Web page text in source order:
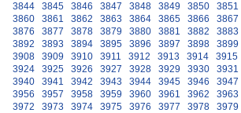
3844
3845 3846 3847 3848 3849 3850 3851
3860
3861 3862 3863 3864 3865 3866 3867
3876
3877 3878 3879 3880 3881 3882 3883
3892
3893 3894 3895 3896 3897 3898 3899
3908
3909 3910 3911 3912 3913 3914 3915
3924
3925 3926 3927 3928 3929 3930 3931
3940
3941 3942 3943 3944 3945 3946 3947
3956
3957 3958 3959 3960 3961 3962 3963
3972
3973 3974 3975 3976 3977 3978 3979